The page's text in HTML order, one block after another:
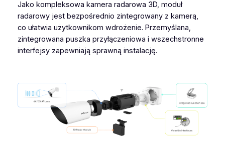
Jako kompleksowa kamera radarowa 3D, moduł
radarowy jest bezpośrednio zintegrowany z kamerą,
co ułatwia użytkownikom wdrożenie. Przemyślana,
zintegrowana puszka przyłączeniowa i wszechstronne
interfejsy zapewniają sprawną instalację.